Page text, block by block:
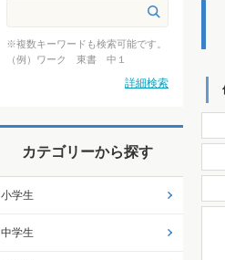
※複数キーワードも検索可能です。
（例）ワーク 東書 中１
詳細検索
カテゴリーから探す
小学生
中学生